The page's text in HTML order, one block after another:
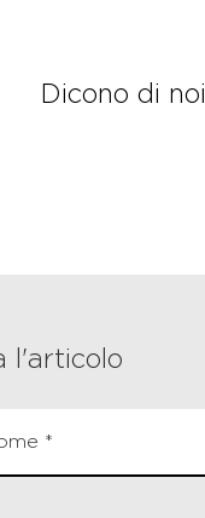
Dicono di noi
l'articolo